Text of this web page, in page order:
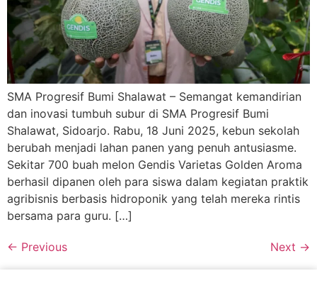
SMA Progresif Bumi Shalawat – Semangat kemandirian
dan inovasi tumbuh subur di SMA Progresif Bumi
Shalawat, Sidoarjo. Rabu, 18 Juni 2025, kebun sekolah
berubah menjadi lahan panen yang penuh antusiasme.
Sekitar 700 buah melon Gendis Varietas Golden Aroma
berhasil dipanen oleh para siswa dalam kegiatan praktik
agribisnis berbasis hidroponik yang telah mereka rintis
bersama para guru. […]
← Previous Next →